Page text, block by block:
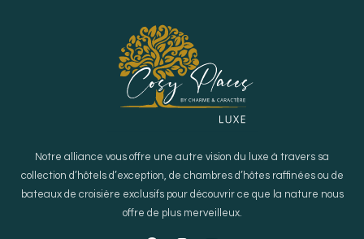
Notre alliance vous offre une autre vision du luxe à travers sa
collection d’hôtels d’exception, de chambres d’hôtes raffinées ou de
bateaux de croisière exclusifs pour découvrir ce que la nature nous
offre de plus merveilleux.